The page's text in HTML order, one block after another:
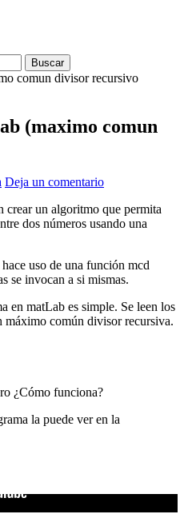
(maximo comun
Deja un comentario
crear un algoritmo que permita
dos números usando una
uso de una función mcd
se invocan a si mismas.
en matLab es simple. Se leen los
máximo común divisor recursiva.
¿Cómo funciona?
la puede ver en la